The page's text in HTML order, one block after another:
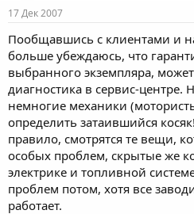
17 Дек 2007
Пообщавшись с клиентами и
больше убеждаюсь, что
выбранного экземпляра,
диагностика в сервис-
немногие механики
определить затаившийся
правило, смотрятся те вещи,
особых проблем, скрытые же
электрике и топливной
проблем потом, хотя все
работает.